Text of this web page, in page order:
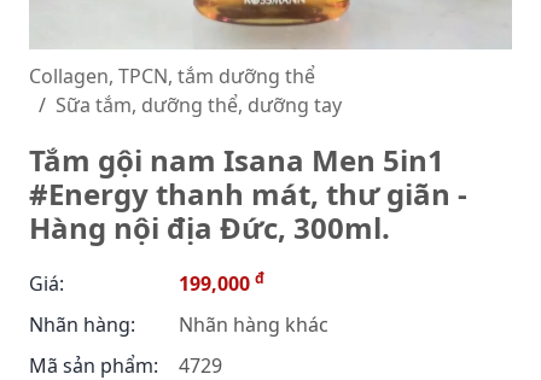
Collagen, TPCN, tắm dưỡng thể
Sữa tắm, dưỡng thể, dưỡng tay
Tắm gội nam Isana Men 5in1
#Energy thanh mát, thư giãn -
Hàng nội địa Đức, 300ml.
Giá: 199,000 đ
Nhãn hàng:
Nhãn hàng khác
Mã sản phẩm:
4729